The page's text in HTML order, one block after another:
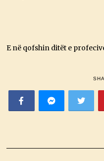
E në qofshin ditët e